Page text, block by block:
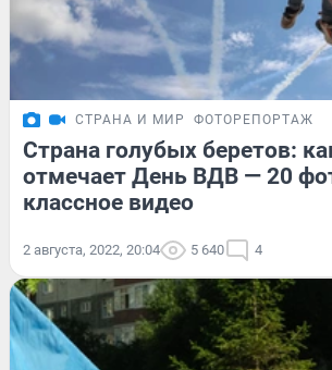
СТРАНА И МИР ФОТОРЕПОРТАЖ
Страна голубых беретов:
отмечает День ВДВ — 20
классное видео
2 августа, 2022, 20:04 5 640 4